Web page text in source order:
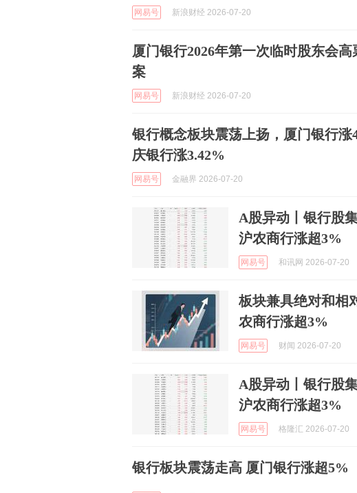
网易号 新浪财经 2026-07-20
厦门银行2026年第一次临时股东会
案
网易号 新浪财经 2026-07-20
银行概念板块震荡上扬，厦门银行
庆银行涨3.42%
网易号 金融界 2026-07-20
A股异动丨银行股
沪农商行涨超3%
网易号 和讯网 2026-07-20
板块兼具绝对和相
农商行涨超3%
网易号 财闻 2026-07-20
A股异动丨银行股
沪农商行涨超3%
网易号 格隆汇 2026-07-20
银行板块震荡走高 厦门银行涨超5%